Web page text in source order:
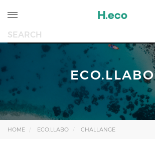
ECO.LLABO
HOME ECO.LLABO CHALLANGE